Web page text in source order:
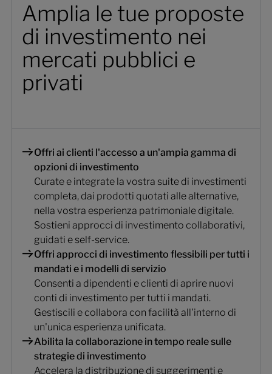
Amplia le tue proposte
di investimento nei
mercati pubblici e
privati
Offri ai clienti l'accesso a un'ampia gamma di
opzioni di investimento
Curate e integrate la vostra suite di investimenti
completa, dai prodotti quotati alle alternative,
nella vostra esperienza patrimoniale digitale.
Sostieni approcci di investimento collaborativi,
guidati e self-service.
Offri approcci di investimento flessibili per tutti i
mandati e i modelli di servizio
Consenti a dipendenti e clienti di aprire nuovi
conti di investimento per tutti i mandati.
Gestiscili e collabora con facilità all'interno di
un'unica esperienza unificata.
Abilita la collaborazione in tempo reale sulle
strategie di investimento
Accelera la distribuzione di suggerimenti e